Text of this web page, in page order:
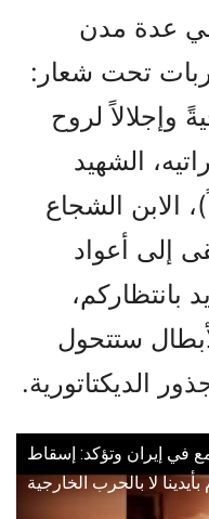
في عدة مدن
تحت شعار:
وإجلالاً لروح
الشهيد
(21 عاماً)، الابن الشجاع
إلى أعواد
بانتظاركم،
ستتحول
الديكتاتورية.
في إيران وتؤكد: إسقاط
بأيدينا لا بالحرب الخارجية